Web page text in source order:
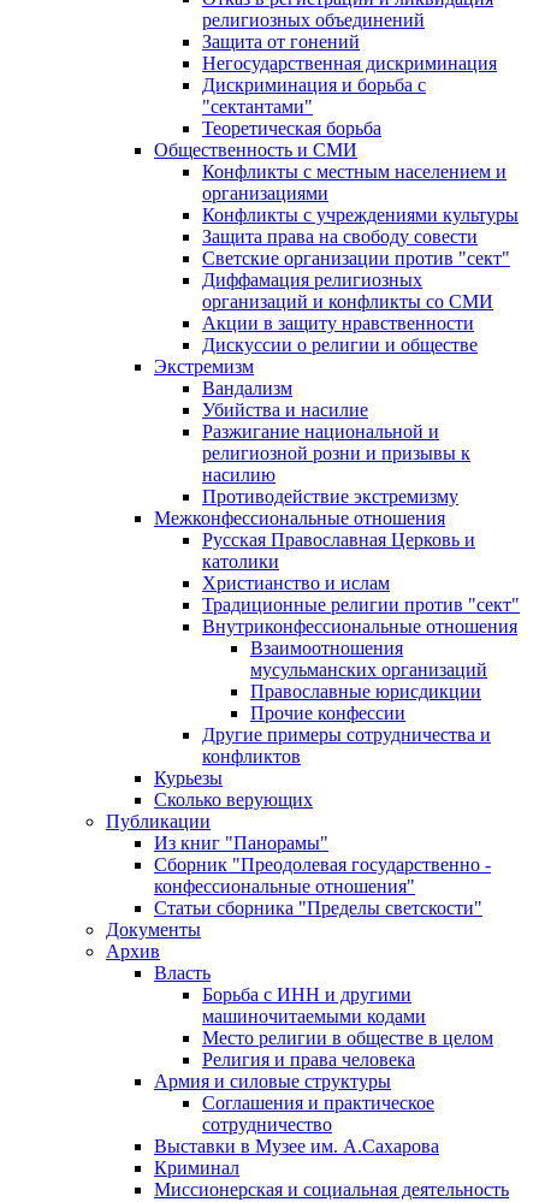
религиозных объединений
Защита от гонений
Негосударственная дискриминация
Дискриминация и борьба с
"сектантами"
Теоретическая борьба
Общественность и СМИ
Конфликты с местным населением и
организациями
Конфликты с учреждениями культуры
Защита права на свободу совести
Светские организации против "сект"
Диффамация религиозных
организаций и конфликты со СМИ
Акции в защиту нравственности
Дискуссии о религии и обществе
Экстремизм
Вандализм
Убийства и насилие
Разжигание национальной и
религиозной розни и призывы к
насилию
Противодействие экстремизму
Межконфессиональные отношения
Русская Православная Церковь и
католики
Христианство и ислам
Традиционные религии против "сект"
Внутриконфессиональные отношения
Взаимоотношения
мусульманских организаций
Православные юрисдикции
Прочие конфессии
Другие примеры сотрудничества и
конфликтов
Курьезы
Сколько верующих
Публикации
Из книг "Панорамы"
Сборник "Преодолевая государственно -
конфессиональные отношения"
Статьи сборника "Пределы светскости"
Документы
Архив
Власть
Борьба с ИНН и другими
машиночитаемыми кодами
Место религии в обществе в целом
Религия и права человека
Армия и силовые структуры
Соглашения и практическое
сотрудничество
Выставки в Музее им. А.Сахарова
Криминал
Миссионерская и социальная деятельность